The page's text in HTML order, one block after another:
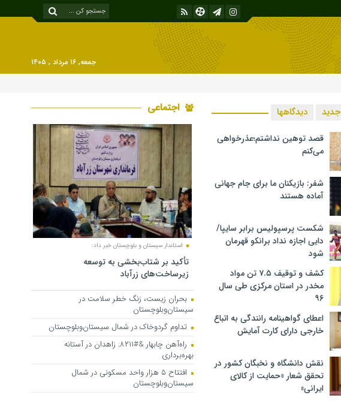
جمعه, ۱۶ مرداد , ۱۴۰۵
جدید دیدگاهها
قصد توهین نداشتم؛عذرخواهی
می‌کنم
شفر: بازیکنان ما برای جام جهانی
آماده هستند
شکست پرسپولیس برابر سایپا/
دایی اجازه نداد برانکو قهرمان
شود
کشف و توقیف ۷.۵ تن مواد
مخدر در استان مرکزی طی سال
۹۶
اعطای گواهینامه رانندگی به اتباع
خارجی دارای کارت آمایش
نقش دانشگاه و نخبگان کشور در
تحقق شعار «حمایت از کالای
ایرانی»
اجتماعی
استاندار سیستان و بلوچستان خبر داد:
تأکید بر شتاب‌بخشی به توسعه
زیرساخت‌های زرآباد
بحران زیست، زنگ خطر سلامت در
سیستان‌وبلوچستان
تداوم گردوخاک در شمال سیستان‌وبلوچستان
راه‌آهن چابهار &#۸۲۱۱; زاهدان در آستانه
بهره‌برداری
افتتاح ۵ هزار واحد مسکونی در شمال
سیستان‌وبلوچستان